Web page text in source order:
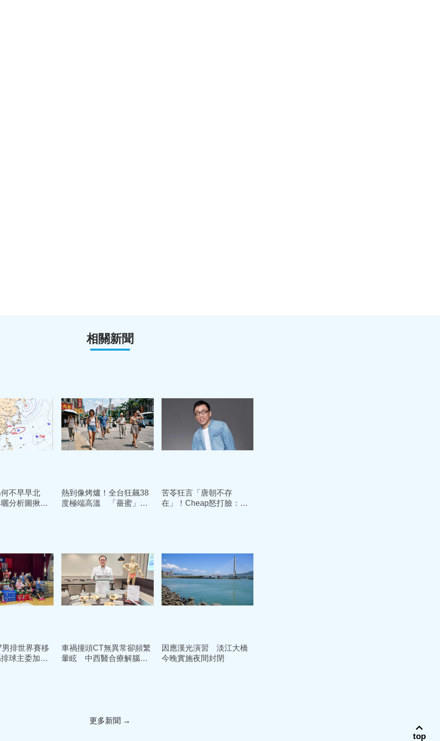
相關新聞
不早早北
分析圖揪元
熱到像烤爐！全台狂飆38
度極端高溫 「薔蜜」颱
苦苓狂言「唐朝不存
在」！Cheap怒打臉：李
排世界賽移
球主委加碼
車禍撞頭CT無異常卻頻繁
暈眩 中西醫合療解腦震
因應漢光演習 淡江大橋
今晚實施夜間封閉
更多新聞 →
top